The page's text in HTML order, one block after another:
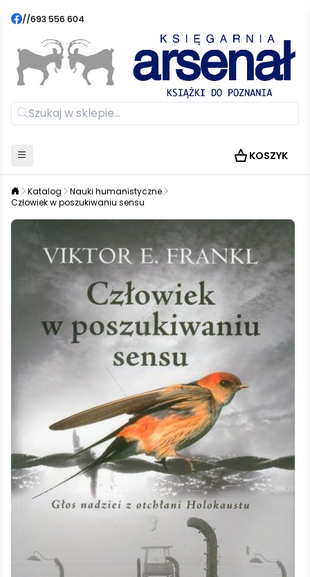
//693 556 604
KOSZYK
Katalog
Nauki humanistyczne
Człowiek w poszukiwaniu sensu